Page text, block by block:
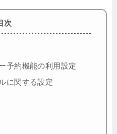
次
予約機能の利用設定
に関する設定